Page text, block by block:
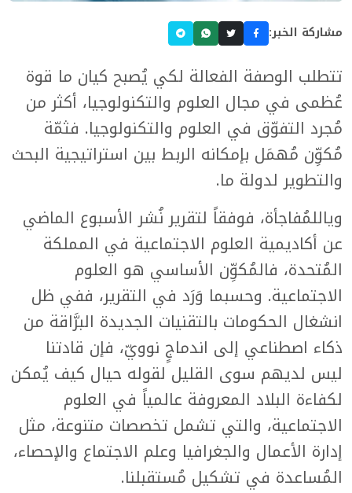
مشاركة الخبر:
تتطلب الوصفة الفعالة لكي يُصبح كيان ما قوة
عُظمى في مجال العلوم والتكنولوجيا، أكثر من
مُجرد التفوّق في العلوم والتكنولوجيا. فثمّة
مُكوِّن مُهمَل بإمكانه الربط بين استراتيجية البحث
والتطوير لدولة ما.
وياللمُفاجأة، فوفقاً لتقرير نُشر الأسبوع الماضي
عن أكاديمية العلوم الاجتماعية في المملكة
المُتحدة، فالمُكوِّن الأساسي هو العلوم
الاجتماعية. وحسبما وَرَد في التقرير، ففي ظل
انشغال الحكومات بالتقنيات الجديدة البرَّاقة من
ذكاء اصطناعي إلى اندماجٍ نوويّ، فإن قادتنا
ليس لديهم سوى القليل لقوله حيال كيف يُمكن
لكفاءة البلاد المعروفة عالمياً في العلوم
الاجتماعية، والتي تشمل تخصصات متنوعة، مثل
إدارة الأعمال والجغرافيا وعلم الاجتماع والإحصاء،
المُساعدة في تشكيل مُستقبلنا.